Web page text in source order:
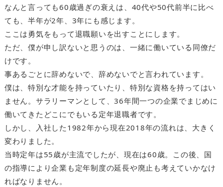
なんと言っても60歳過ぎの衰えは、40代や50代前半に比べ
ても、半年が2年、3年にも感じます。
ここは勇気をもって退職願いを出すことにします。
ただ、僕が申し訳ないと思うのは、一緒に働いている同僚だ
けです。
事あるごとに辞めないで、辞めないでと言われています。
僕は、特別な才能を持っていたり、特別な資格を持ってはい
ません。サラリーマンとして、36年間一つの企業でまじめに
働いてきたどこにでもいる定年退職者です。
しかし、入社した1982年から現在2018年の流れは、大きく
変わりました。
当時定年は55歳が主流でしたが、現在は60歳。この後、国
の指導により企業も定年制度の延長や廃止も考えていかなけ
ればなりません。